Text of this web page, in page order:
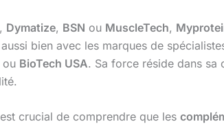
, Dymatize, BSN ou MuscleTech,
bien avec les marques de
ou BioTech USA. Sa force réside dans sa
crucial de comprendre que les